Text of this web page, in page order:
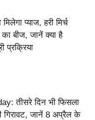
प्याज, हरी मिर्च
बीज, जानें क्या है
प्रक्रिया
तीसरे दिन भी फिसला
गिरावट, जानें 8 अप्रैल के